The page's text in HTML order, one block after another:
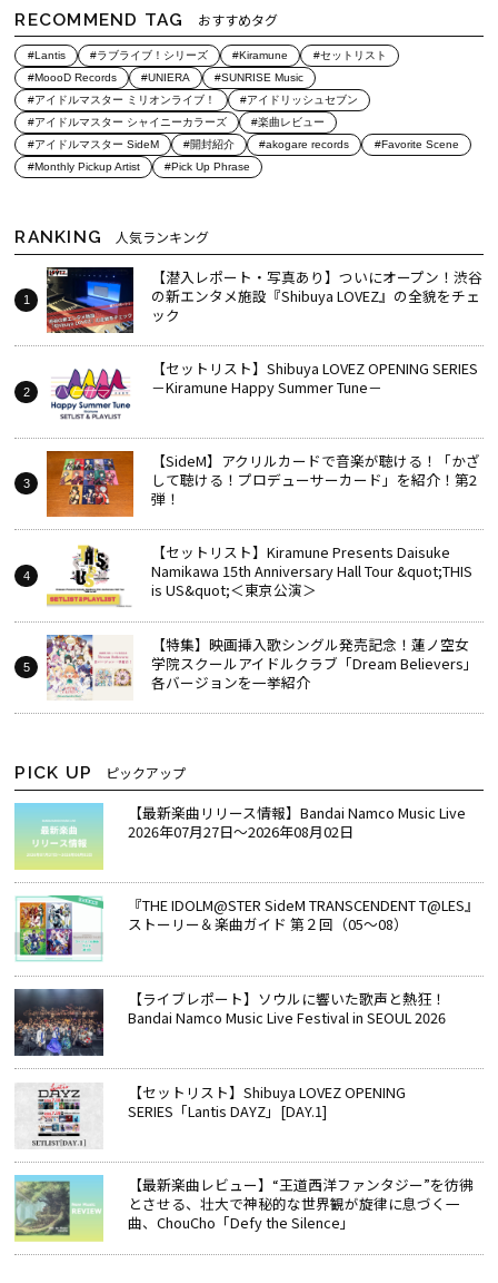
RECOMMEND TAG おすすめタグ
#Lantis #ラブライブ！シリーズ #Kiramune
#セットリスト
#MoooD Records
#UNIERA
#SUNRISE Music
#アイドルマスター ミリオンライブ！
#アイドリッシュセブン
#アイドルマスター シャイニーカラーズ
#楽曲レビュー
#アイドルマスター SideM
#開封紹介 #akogare records
#Favorite Scene
#Monthly Pickup Artist
#Pick Up Phrase
RANKING 人気ランキング
【潜入レポート・写真あり】ついにオープン！渋谷
の新エンタメ施設『Shibuya LOVEZ』の全貌をチェ
ック
【セットリスト】Shibuya LOVEZ OPENING SERIES
－Kiramune Happy Summer Tune－
【SideM】アクリルカードで音楽が聴ける！「かざ
して聴ける！プロデューサーカード」を紹介！第2
弾！
【セットリスト】Kiramune Presents Daisuke
Namikawa 15th Anniversary Hall Tour &quot;THIS
is US&quot;＜東京公演＞
【特集】映画挿入歌シングル発売記念！蓮ノ空女
学院スクールアイドルクラブ「Dream Believers」
各バージョンを一挙紹介
PICK UP ピックアップ
【最新楽曲リリース情報】Bandai Namco Music Live
2026年07月27日～2026年08月02日
『THE IDOLM@STER SideM TRANSCENDENT T@LES』
ストーリー＆楽曲ガイド 第２回（05～08）
【ライブレポート】ソウルに響いた歌声と熱狂！
Bandai Namco Music Live Festival in SEOUL 2026
【セットリスト】Shibuya LOVEZ OPENING
SERIES「Lantis DAYZ」[DAY.1]
【最新楽曲レビュー】“王道西洋ファンタジー”を彷彿
とさせる、壮大で神秘的な世界観が旋律に息づく一
曲、ChouCho「Defy the Silence」